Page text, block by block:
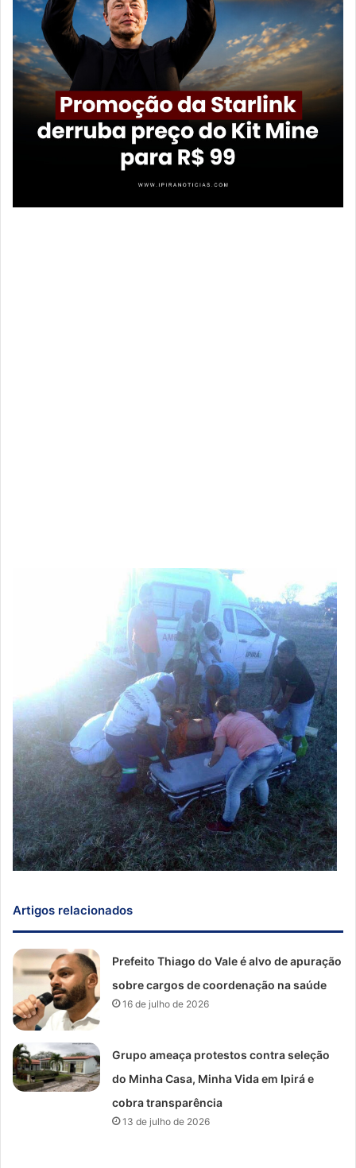
Artigos relacionados
Prefeito Thiago do Vale é alvo de apuração
sobre cargos de coordenação na saúde
16 de julho de 2026
Grupo ameaça protestos contra seleção
do Minha Casa, Minha Vida em Ipirá e
cobra transparência
13 de julho de 2026